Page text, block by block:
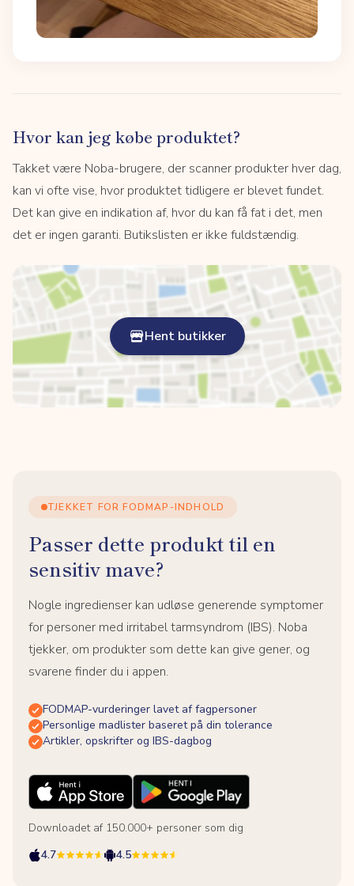
Hvor kan jeg købe produktet?
Takket være Noba-brugere, der scanner produkter hver dag,
kan vi ofte vise, hvor produktet tidligere er blevet fundet.
Det kan give en indikation af, hvor du kan få fat i det, men
det er ingen garanti. Butikslisten er ikke fuldstændig.
Hent butikker
TJEKKET FOR FODMAP-INDHOLD
Passer dette produkt til en
sensitiv mave?
Nogle ingredienser kan udløse generende symptomer
for personer med irritabel tarmsyndrom (IBS). Noba
tjekker, om produkter som dette kan give gener, og
svarene finder du i appen.
FODMAP-vurderinger lavet af fagpersoner
Personlige madlister baseret på din tolerance
Artikler, opskrifter og IBS-dagbog
Downloadet af 150.000+ personer som dig
4.7
4.5